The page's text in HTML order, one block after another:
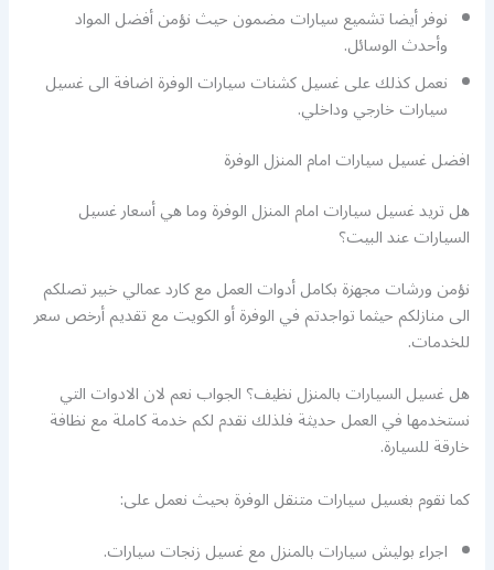
نوفر أيضا تشميع سيارات مضمون حيث نؤمن أفضل المواد
وأحدث الوسائل.
نعمل كذلك على غسيل كشنات سيارات الوفرة اضافة الى غسيل
سيارات خارجي وداخلي.
افضل غسيل سيارات امام المنزل الوفرة
هل تريد غسيل سيارات امام المنزل الوفرة وما هي أسعار غسيل
السيارات عند البيت؟
نؤمن ورشات مجهزة بكامل أدوات العمل مع كارد عمالي خبير تصلكم
الى منازلكم حيثما تواجدتم في الوفرة أو الكويت مع تقديم أرخص سعر
للخدمات.
هل غسيل السيارات بالمنزل نظيف؟ الجواب نعم لان الادوات التي
نستخدمها في العمل حديثة فلذلك نقدم لكم خدمة كاملة مع نظافة
خارقة للسيارة.
كما نقوم بغسيل سيارات متنقل الوفرة بحيث نعمل على:
اجراء بوليش سيارات بالمنزل مع غسيل زنجات سيارات.